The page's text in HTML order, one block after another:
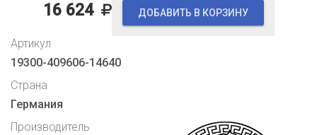
16 624 ДОБАВИТЬ В КОРЗИНУ
Артикул
19300-409606-14640
Страна
Германия
Производитель